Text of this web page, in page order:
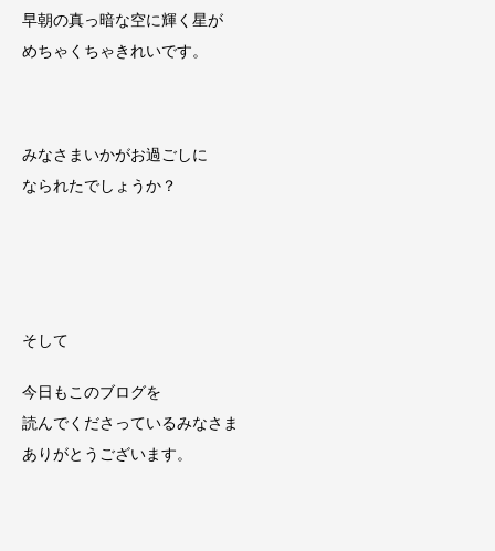
早朝の真っ暗な空に輝く星が
めちゃくちゃきれいです。
みなさまいかがお過ごしに
なられたでしょうか？
そして
今日もこのブログを
読んでくださっているみなさま
ありがとうございます。